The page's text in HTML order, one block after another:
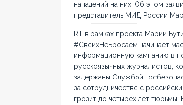
нападений на них. Об этом
представитель МИД России
RT в рамках проекта Марии
#СвоихНеБросаем начинает
информационную кампанию в
русскоязычных журналистов,
задержаны Службой
за сотрудничество с
грозит до четырёх лет тюрьмы.